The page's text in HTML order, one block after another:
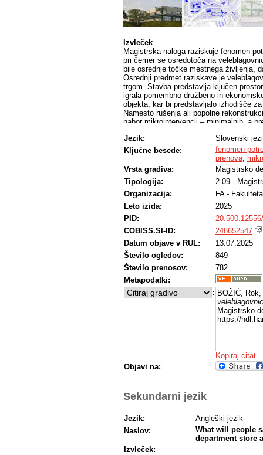
Izvleček
Magistrska naloga raziskuje fenomen
pri čemer se osredotoča na
bile osrednje točke mestnega življenja,
Osrednji predmet raziskave je
trgom. Stavba predstavlja ključen
igrala pomembno družbeno in
objekta, kar bi predstavljalo izhodišče
Namesto rušenja ali popolne
nabor mikrointervencij – minimalnih, a
srečanja, kulturne dogodke in doseči
V tem kontekstu veleblagovnica ni več
generator javnega prostora in
arhitekturne odgovornosti v času post-
Jezik:
Slovenski
Ključne besede:
fenomen
prenova,
Vrsta gradiva:
Magistrsko
Tipologija:
2.09 -
Organizacija:
FA -
Leto izida:
2025
PID:
COBISS.SI-ID:
248652547
Datum objave v RUL:
13.07.2025
Število ogledov:
849
Število prenosov:
782
Metapodatki:
: BOŽIĆ,
Magistrsko
https://
Kopiraj citat
Objavi na:
Sekundarni jezik
Jezik:
Angleški jezik
Naslov:
What will people
department store
Izvleček: